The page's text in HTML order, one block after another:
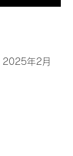
年2月